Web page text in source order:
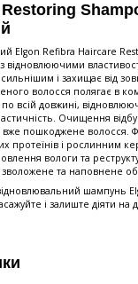
Elgon Refibra Haircare
і захищає від
волосся полягає в
по всій довжині,
Очищення
пошкоджене волосся.
протеїнів і рослинним
вологи та
зволожене та наповнене
шампунь
і залиште діяти на